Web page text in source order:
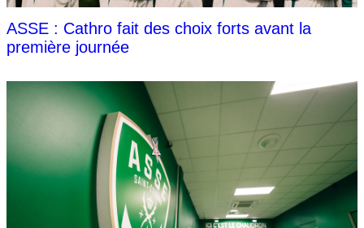
ASSE : Cathro fait des choix forts avant la
première journée